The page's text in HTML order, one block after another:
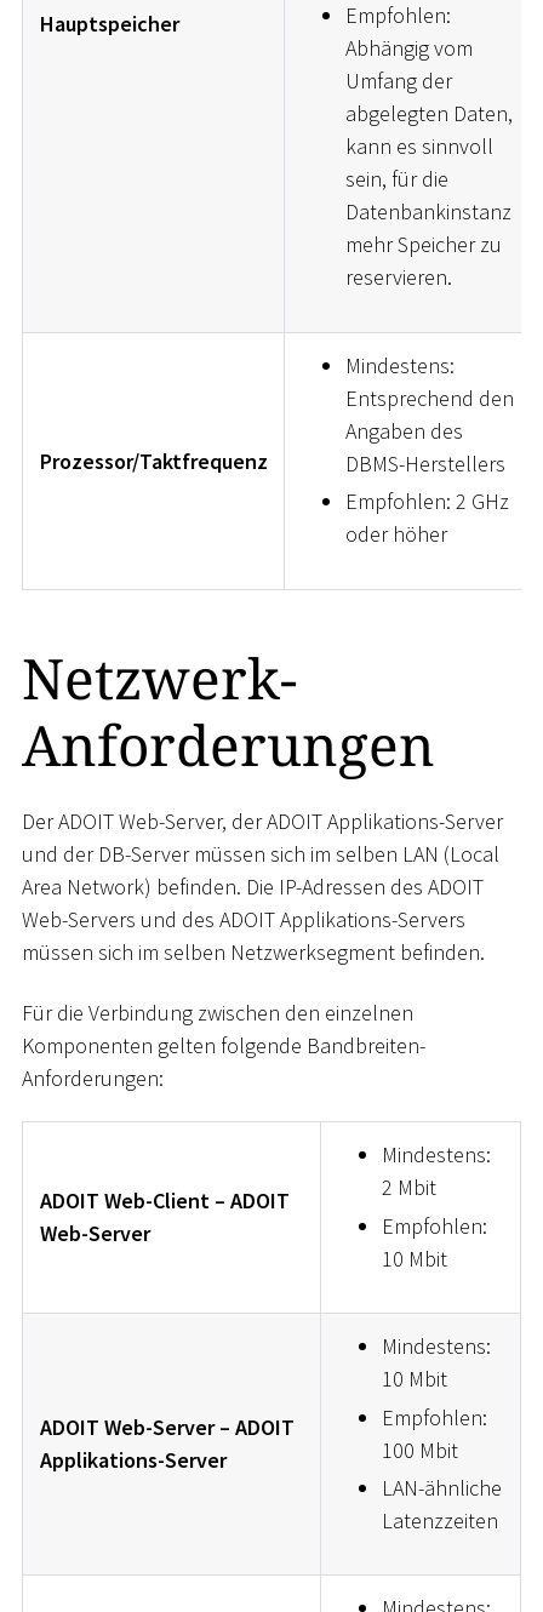
Hauptspeicher
Empfohlen:
Abhängig vom
Umfang der
abgelegten Daten,
kann es sinnvoll
sein, für die
Datenbankinstanz
mehr Speicher zu
reservieren.
Prozessor/Taktfrequenz
Mindestens:
Entsprechend den
Angaben des
DBMS-Herstellers
Empfohlen: 2 GHz
oder höher
Netzwerk-
Anforderungen
Der ADOIT Web-Server, der ADOIT Applikations-Server
und der DB-Server müssen sich im selben LAN (Local
Area Network) befinden. Die IP-Adressen des ADOIT
Web-Servers und des ADOIT Applikations-Servers
müssen sich im selben Netzwerksegment befinden.
Für die Verbindung zwischen den einzelnen
Komponenten gelten folgende Bandbreiten-
Anforderungen:
ADOIT Web-Client – ADOIT
Web-Server
Mindestens:
2 Mbit
Empfohlen:
10 Mbit
ADOIT Web-Server – ADOIT
Applikations-Server
Mindestens:
10 Mbit
Empfohlen:
100 Mbit
LAN-ähnliche
Latenzzeiten